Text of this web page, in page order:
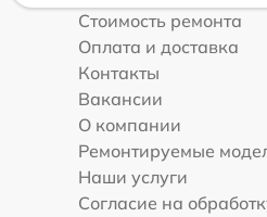
Стоимость ремонта
Оплата и доставка
Контакты
Вакансии
О компании
Ремонтируемые
Наши услуги
Согласие на